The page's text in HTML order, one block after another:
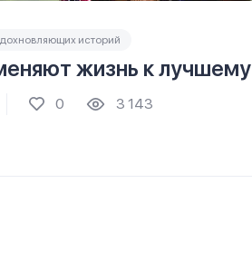
историй
жизнь к лучшему
0 3 143